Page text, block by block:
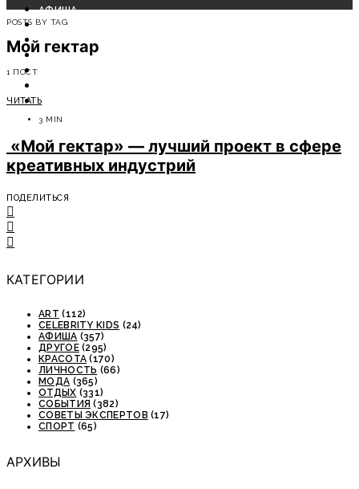
АФИША
СОБЫТИЯ
КРАСОТА
МОДА
СОВЕТЫ ЭКСПЕРТОВ
POSTS BY TAG
Мой гектар
1 ПОСТ
ЧИТАТЬ
3 MIN
«Мой гектар» — лучший проект в сфере
креативных индустрий
ПОДЕЛИТЬСЯ
КАТЕГОРИИ
ART (112)
CELEBRITY KIDS (24)
АФИША (357)
ДРУГОЕ(295)
КРАСОТА (170)
ЛИЧНОСТЬ (66)
МОДА (365)
ОТДЫХ (331)
СОБЫТИЯ (382)
СОВЕТЫ ЭКСПЕРТОВ (17)
СПОРТ (65)
АРХИВЫ